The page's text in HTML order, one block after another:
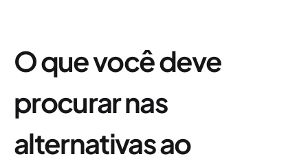
O que você deve
procurar nas
alternativas ao